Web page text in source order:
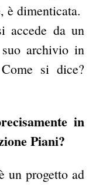
è dimenticata.
accede da un
archivio in
si dice?
in
Piani?
un progetto ad